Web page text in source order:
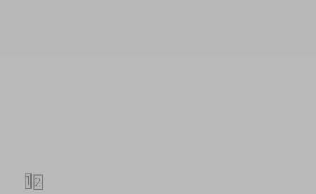
1 2